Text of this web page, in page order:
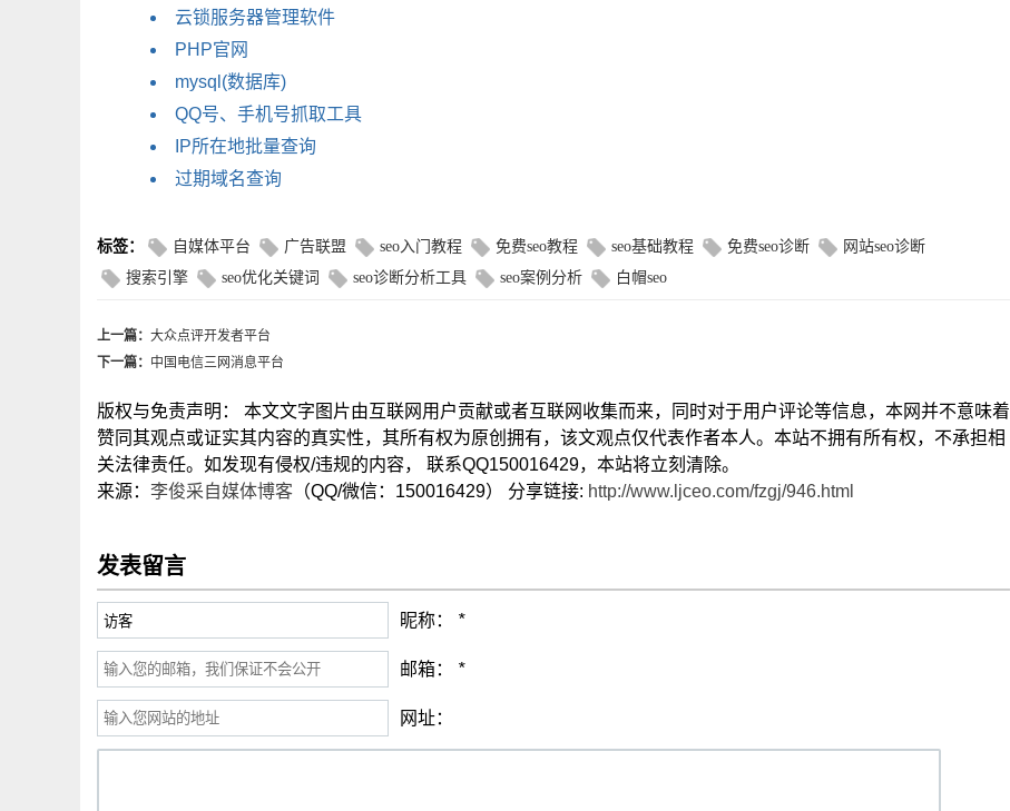
云锁服务器管理软件
PHP官网
mysql(数据库)
QQ号、手机号抓取工具
IP所在地批量查询
过期域名查询
标签： 自媒体平台 广告联盟 seo入门教程 免费seo教程 seo基础教程 免费seo诊断
网站seo诊断
搜索引擎
seo优化关键词 seo诊断分析工具 seo案例分析 白帽seo
上一篇： 大众点评开发者平台
下一篇： 中国电信三网消息平台
版权与免责声明： 本文文字图片由互联网用户贡献或者互联网收集而来，同时对于用户评论等信息，本网并不意味着
赞同其观点或证实其内容的真实性，其所有权为原创拥有，该文观点仅代表作者本人。本站不拥有所有权，不承担相
关法律责任。如发现有侵权/违规的内容， 联系QQ150016429，本站将立刻清除。
来源： 李俊采自媒体博客 （QQ/微信：150016429） 分享链接: http://www.ljceo.com/fzgj/946.html
发表留言
昵称： *
邮箱： *
网址：